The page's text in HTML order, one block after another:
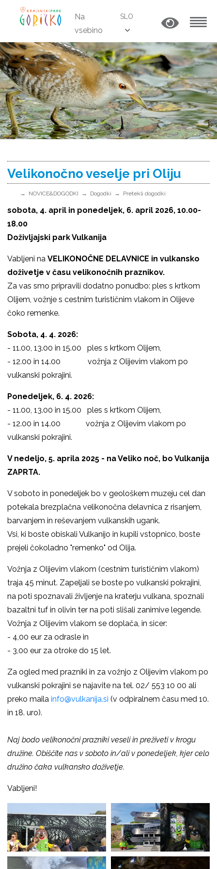
Na
vsebino
SLO
Velikonočno veselje pri Oliju
NOVICE&DOGODKI Dogodki Pretekli dogodki
sobota, 4. april in ponedeljek, 6. april 2026, 10.00-
18.00
Doživljajski park Vulkanija
Vabljeni na VELIKONOČNE DELAVNICE in vulkansko
doživetje v času velikonočnih praznikov.
Za vas smo pripravili dodatno ponudbo: ples s krtkom
Olijem, vožnje s cestnim turističnim vlakom in Olijeve
čoko remenke.
Sobota, 4. 4. 2026:
- 11.00, 13.00 in 15.00 ples s krtkom Olijem,
- 12.00 in 14.00 vožnja z Olijevim vlakom po
vulkanski pokrajini.
Ponedeljek, 6. 4. 2026:
- 11.00, 13.00 in 15.00 ples s krtkom Olijem,
- 12.00 in 14.00 vožnja z Olijevim vlakom po
vulkanski pokrajini.
V nedeljo, 5. aprila 2025 - na Veliko noč, bo Vulkanija
ZAPRTA.
V soboto in ponedeljek bo v geološkem muzeju cel dan
potekala brezplačna velikonočna delavnica z risanjem,
barvanjem in reševanjem vulkanskih ugank.
Vsi, ki boste obiskali Vulkanijo in kupili vstopnico, boste
prejeli čokoladno "remenko" od Olija.
Vožnja z Olijevim vlakom (cestnim turističnim vlakom)
traja 45 minut. Zapeljali se boste po vulkanski pokrajini,
na poti spoznavali življenje na kraterju vulkana, spoznali
bazaltni tuf in olivin ter na poti slišali zanimive legende.
Vožnja z Olijevim vlakom se doplača, in sicer:
- 4,00 eur za odrasle in
- 3,00 eur za otroke do 15 let.
Za ogled med prazniki in za vožnjo z Olijevim vlakom po
vulkanski pokrajini se najavite na tel. 02/ 553 10 00 ali
preko maila info@vulkanija.si (v odpiralnem času med 10.
in 18. uro).
Naj bodo velikonočni prazniki veseli in preživeti v krogu
družine. Obiščite nas v soboto in/ali v ponedeljek, kjer celo
družino čaka vulkansko doživetje.
Vabljeni!